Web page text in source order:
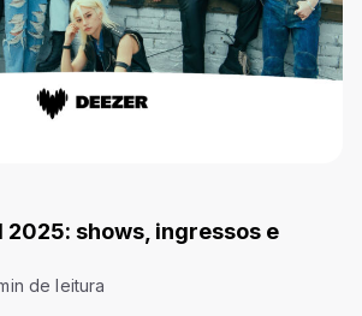
2025: shows, ingressos e
de leitura